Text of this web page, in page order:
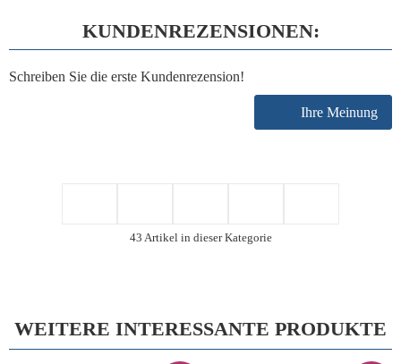
KUNDENREZENSIONEN:
Schreiben Sie die erste Kundenrezension!
Ihre Meinung
43 Artikel in dieser Kategorie
WEITERE INTERESSANTE PRODUKTE